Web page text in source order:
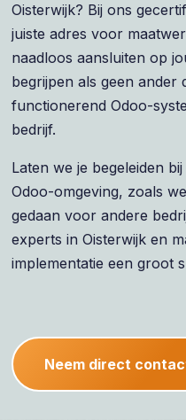
Oisterwijk? Bij ons
juiste adres voor
naadloos aansluiten op
begrijpen als geen ander
functionerend Odoo-
bedrijf.
Laten we je begeleiden
Odoo-omgeving, zoals
gedaan voor andere
experts in Oisterwijk en
implementatie een groot
Neem direct